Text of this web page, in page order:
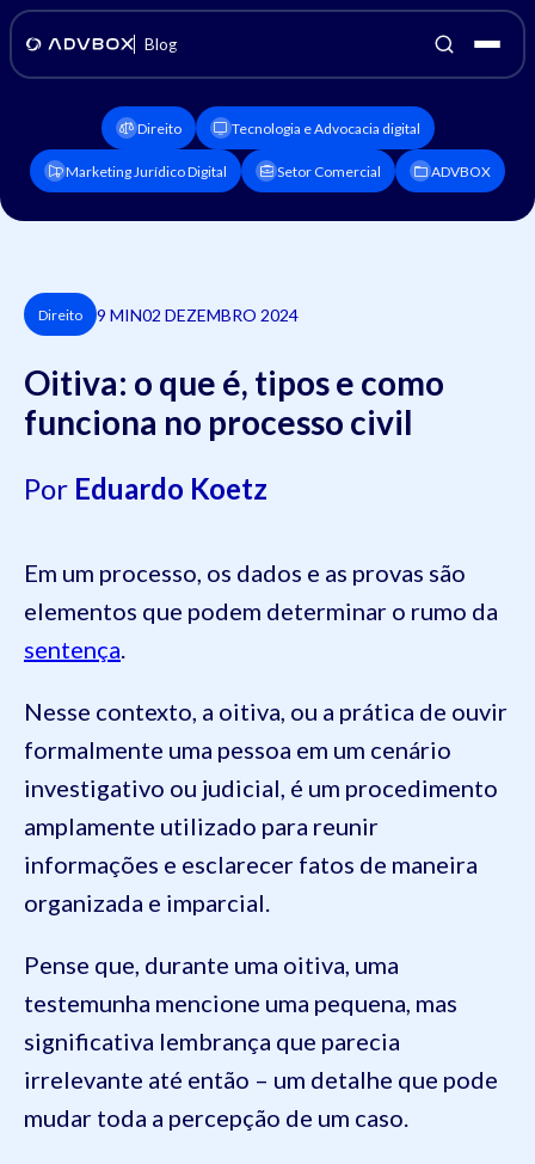
Blog
Direito Tecnologia e Advocacia digital
Marketing Jurídico Digital Setor Comercial ADVBOX
Direito 9 MIN02 DEZEMBRO 2024
Oitiva: o que é, tipos e como
funciona no processo civil
Por Eduardo Koetz
Em um processo, os dados e as provas são
elementos que podem determinar o rumo da
sentença.
Nesse contexto, a oitiva, ou a prática de ouvir
formalmente uma pessoa em um cenário
investigativo ou judicial, é um procedimento
amplamente utilizado para reunir
informações e esclarecer fatos de maneira
organizada e imparcial.
Pense que, durante uma oitiva, uma
testemunha mencione uma pequena, mas
significativa lembrança que parecia
irrelevante até então – um detalhe que pode
mudar toda a percepção de um caso.